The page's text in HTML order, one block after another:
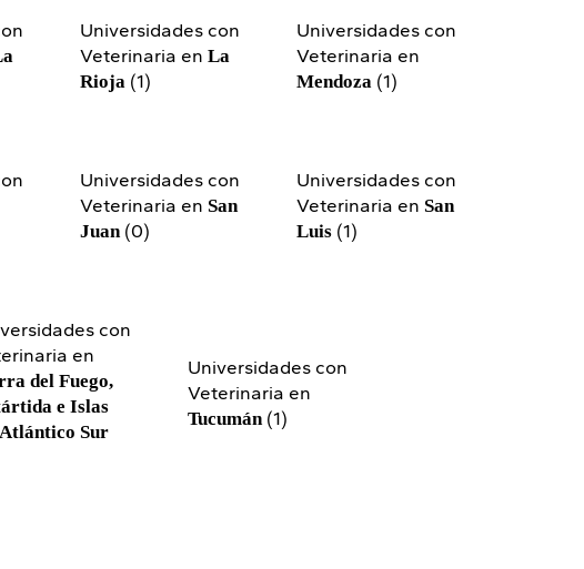
Universidades con
Veterinaria en La
Rioja (1)
Universidades con
Veterinaria en
Mendoza (1)
Universidades con
Veterinaria en San
Juan(0)
Universidades con
Veterinaria en San
Luis(1)
con
en
del Fuego,
e Islas
Sur
Universidades con
Veterinaria en
Tucumán(1)